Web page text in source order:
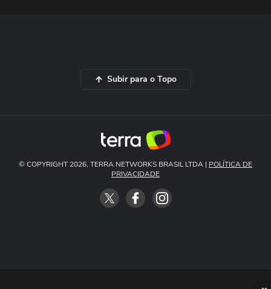
Subir para o Topo
© COPYRIGHT 2026, TERRA NETWORKS BRASIL LTDA | POLÍTICA DE
PRIVACIDADE